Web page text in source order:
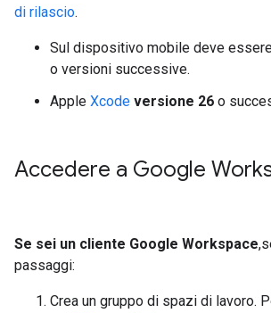
di rilascio.
Sul dispositivo mobile deve
o versioni successive.
Apple Xcode versione 26 o
Accedere a Google
Se sei un cliente Google Workspace
passaggi:
Crea un gruppo di spazi di lavoro.